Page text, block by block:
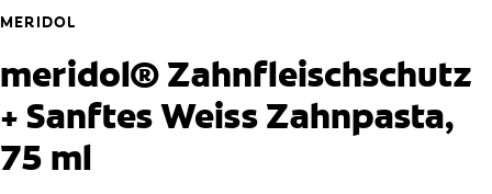
MERIDOL
meridol® Zahnfleischschutz
+ Sanftes Weiss Zahnpasta,
75 ml